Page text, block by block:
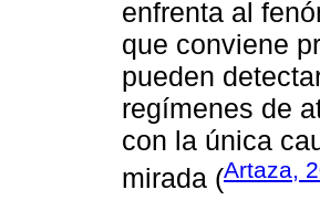
enfrenta al
que conviene
pueden
regímenes de
con la única
mirada (Artaza,